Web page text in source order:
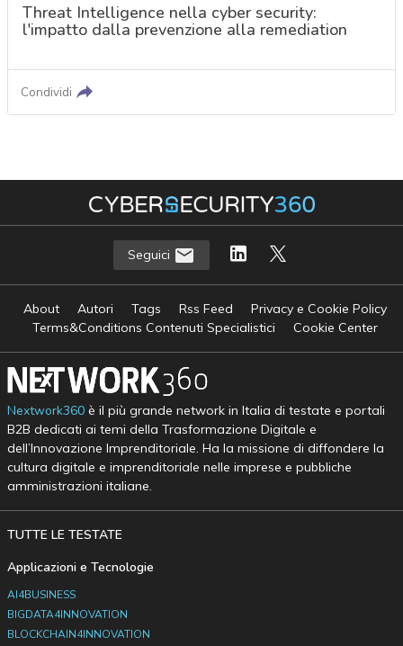
Threat Intelligence nella cyber security:
l'impatto dalla prevenzione alla remediation
Condividi
Seguici
About Autori Tags Rss Feed
Privacy e Cookie Policy
Terms&Conditions Contenuti Specialistici
Cookie Center
Nextwork360è il più grande network in Italia di testate e portali
B2B dedicati ai temi della Trasformazione Digitale e
dell’Innovazione Imprenditoriale. Ha la missione di diffondere la
cultura digitale e imprenditoriale nelle imprese e pubbliche
amministrazioni italiane.
TUTTE LE TESTATE
Applicazioni e Tecnologie
AI4BUSINESS
BIGDATA4INNOVATION
BLOCKCHAIN4INNOVATION